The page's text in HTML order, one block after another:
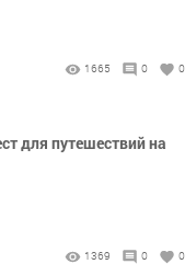
1665 0 0
для путешествий на
1369 0 0